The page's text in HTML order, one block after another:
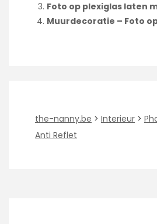
Foto op plexiglas laten
Muurdecoratie – Foto
the-nanny.be > Interieur >
Anti Reflet